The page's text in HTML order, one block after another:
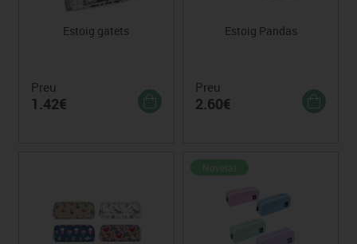
Estoig gatets
Preu
1.42€
Estoig Pandas
Preu
2.60€
Novetat